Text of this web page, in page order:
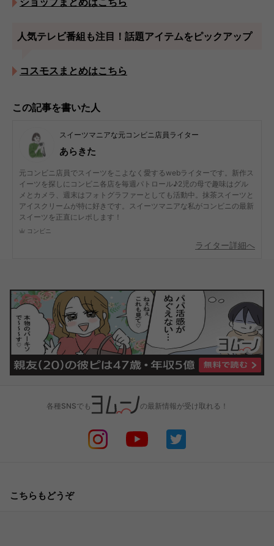
人気テレビ番組も注目！話題アイテムをピックアップ
コスモスまとめはこちら
この記事を書いた人
スイーツマニアな元コンビニ店員ライター
あらきた
元コンビニ店員でスイーツをこよなく愛するwebライターです。新作ス
イーツを探しにコンビニ各店を毎週パトロール♪2児の母で趣味はグル
メとカメラ、週末はフォトグラファーとしても活動中。抹茶スイーツと
アイスクリームが特に好きです。スイーツマニアな私がコンビニの最新
スイーツを正直にレポします！
コンビニ
ライター詳細へ
各種SNSでも の最新情報が受け取れる！
こちらもどうぞ